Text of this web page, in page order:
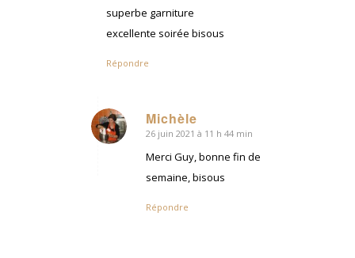
superbe garniture
excellente soirée bisous
Répondre
Michèle
dit
26 juin 2021 à 11 h 44 min
Merci Guy, bonne fin de
semaine, bisous
Répondre